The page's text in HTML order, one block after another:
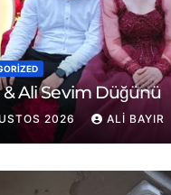
Ali Sevim Düğünü
2026 ALI BAYIR